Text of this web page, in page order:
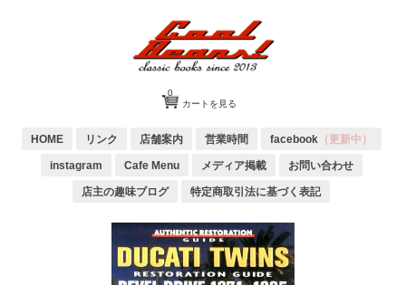
カートを見る
0
HOME リンク 店舗案内 営業時間 facebook（更新中）
instagram Cafe Menu メディア掲載 お問い合わせ
店主の趣味ブログ 特定商取引法に基づく表記